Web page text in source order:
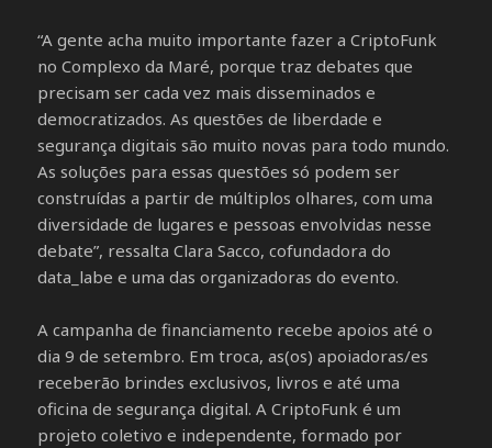
“A gente acha muito importante fazer a CriptoFunk
no Complexo da Maré, porque traz debates que
precisam ser cada vez mais disseminados e
democratizados. As questões de liberdade e
segurança digitais são muito novas para todo mundo.
As soluções para essas questões só podem ser
construídas a partir de múltiplos olhares, com uma
diversidade de lugares e pessoas envolvidas nesse
debate”, ressalta Clara Sacco, cofundadora do
data_labe e uma das organizadoras do evento.
A campanha de financiamento recebe apoios até o
dia 9 de setembro. Em troca, as(os) apoiadoras/es
receberão brindes exclusivos, livros e até uma
oficina de segurança digital. A CriptoFunk é um
projeto coletivo e independente, formado por